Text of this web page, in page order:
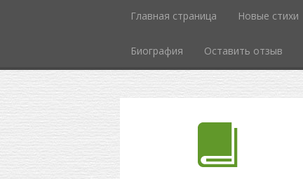
Главная страница Новые стихи
Биография Оставить отзыв